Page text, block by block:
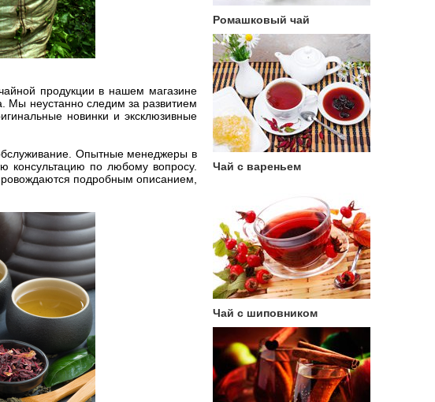
продукции в нашем магазине
Мы неустанно следим за развитием
новинки и эксклюзивные
Опытные менеджеры в
консультацию по любому вопросу.
подробным описанием,
Ромашковый чай
Чай с вареньем
Чай с шиповником